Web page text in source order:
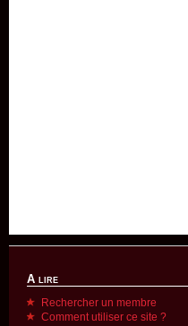
A lire
Rechercher un membre
Comment utiliser ce site ?